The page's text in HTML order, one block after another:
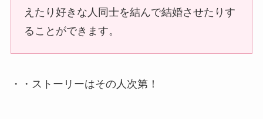
えたり好きな人同士を結んで結婚させたりす
ることができます。
・・ストーリーはその人次第！